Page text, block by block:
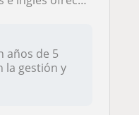
años de 5
la gestión y